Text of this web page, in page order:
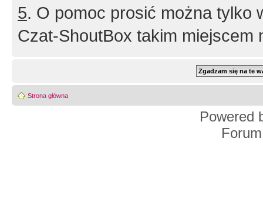
5. O pomoc prosić można tylko
Czat-ShoutBox takim miejscem
Strona główna
Powered